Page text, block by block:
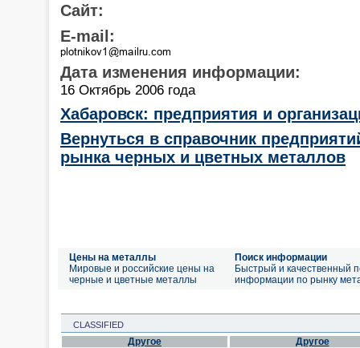
Сайт:
E-mail:
Дата изменения информации:
16 Октябрь 2006 года
Хабаровск: предприятия и
Вернуться в справочник
рынка черных и цветных металлов
Цены на металлы
Мировые и российские цены на
черные и цветные металлы
Поиск информации
Быстрый и качественный
информации по рынку
CLASSIFIED
Другое Другое